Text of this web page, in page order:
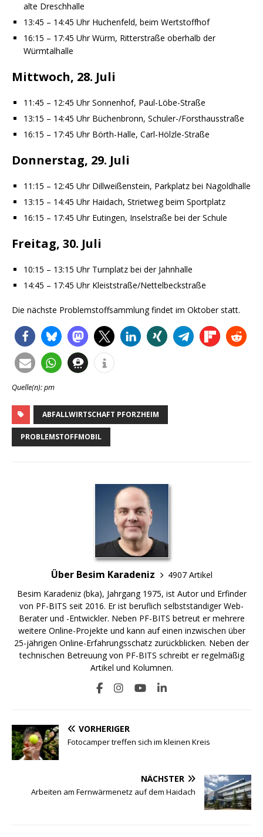
alte Dreschhalle
13:45 – 14:45 Uhr Huchenfeld, beim Wertstoffhof
16:15 – 17:45 Uhr Würm, Ritterstraße oberhalb der
Würmtalhalle
Mittwoch, 28. Juli
11:45 – 12:45 Uhr Sonnenhof, Paul-Löbe-Straße
13:15 – 14:45 Uhr Büchenbronn, Schuler-/Forsthausstraße
16:15 – 17:45 Uhr Börth-Halle, Carl-Hölzle-Straße
Donnerstag, 29. Juli
11:15 – 12:45 Uhr Dillweißenstein, Parkplatz bei Nagoldhalle
13:15 – 14:45 Uhr Haidach, Strietweg beim Sportplatz
16:15 – 17:45 Uhr Eutingen, Inselstraße bei der Schule
Freitag, 30. Juli
10:15 – 13:15 Uhr Turnplatz bei der Jahnhalle
14:45 – 17:45 Uhr Kleiststraße/Nettelbeckstraße
Die nächste Problemstoffsammlung findet im Oktober statt.
Quelle(n): pm
ABFALLWIRTSCHAFT PFORZHEIM
PROBLEMSTOFFMOBIL
Über Besim Karadeniz
4907 Artikel
Besim Karadeniz (bka), Jahrgang 1975, ist Autor und Erfinder
von PF-BITS seit 2016. Er ist beruflich selbstständiger Web-
Berater und -Entwickler. Neben PF-BITS betreut er mehrere
weitere Online-Projekte und kann auf einen inzwischen über
25-jährigen Online-Erfahrungsschatz zurückblicken. Neben der
technischen Betreuung von PF-BITS schreibt er regelmäßig
Artikel und Kolumnen.
VORHERIGER
Fotocamper treffen sich im kleinen Kreis
NÄCHSTER
Arbeiten am Fernwärmenetz auf dem Haidach